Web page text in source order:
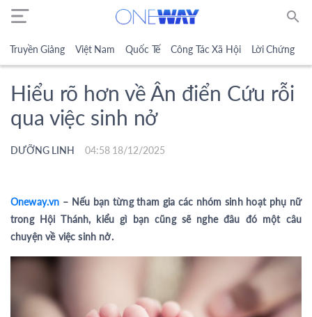
search
Truyền Giảng Việt Nam Quốc Tế Công Tác Xã Hội Lời Chứng
Hiểu rõ hơn về Ân điển Cứu rỗi
qua việc sinh nở
DƯỠNG LINH 04:58 18/12/2025
Oneway.vn – Nếu bạn từng tham gia các nhóm sinh hoạt phụ nữ
trong Hội Thánh, kiểu gì bạn cũng sẽ nghe đâu đó một câu
chuyện về việc sinh nở.